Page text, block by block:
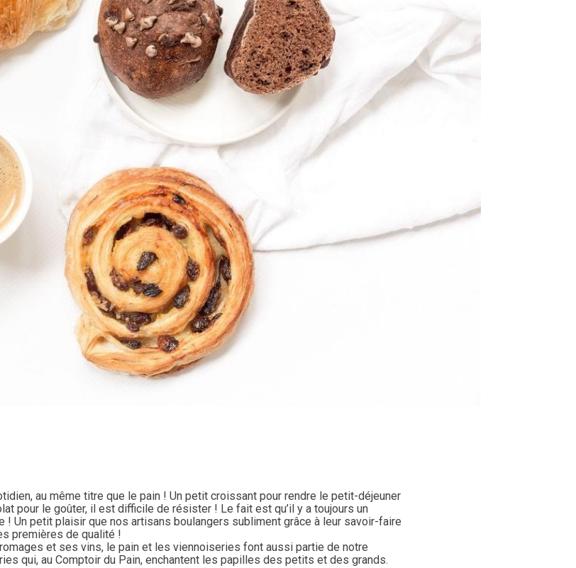
au même titre que le pain ! Un petit croissant pour rendre le petit-déjeuner
pour le goûter, il est difficile de résister ! Le fait est qu’il y a toujours un
! Un petit plaisir que nos artisans boulangers subliment grâce à leur savoir-faire
premières de qualité !
et ses vins, le pain et les viennoiseries font aussi partie de notre
qui, au Comptoir du Pain, enchantent les papilles des petits et des grands.